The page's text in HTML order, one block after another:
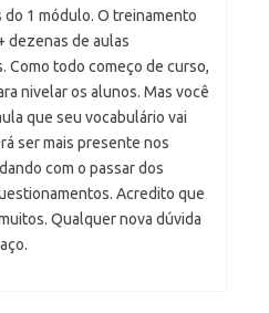
do 1 módulo. O treinamento
dezenas de aulas
Como todo começo de curso,
nivelar os alunos. Mas você
que seu vocabulário vai
ser mais presente nos
com o passar dos
Acredito que
Qualquer nova dúvida